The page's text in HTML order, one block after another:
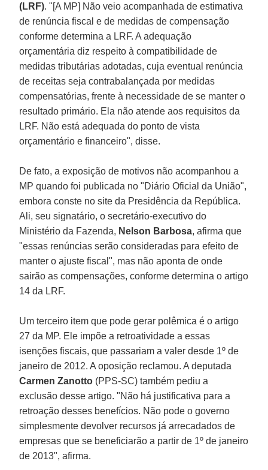
(LRF). "[A MP] Não veio acompanhada de estimativa
de renúncia fiscal e de medidas de compensação
conforme determina a LRF. A adequação
orçamentária diz respeito à compatibilidade de
medidas tributárias adotadas, cuja eventual renúncia
de receitas seja contrabalançada por medidas
compensatórias, frente à necessidade de se manter o
resultado primário. Ela não atende aos requisitos da
LRF. Não está adequada do ponto de vista
orçamentário e financeiro", disse.
De fato, a exposição de motivos não acompanhou a
MP quando foi publicada no "Diário Oficial da União",
embora conste no site da Presidência da República.
Ali, seu signatário, o secretário-executivo do
Ministério da Fazenda, Nelson Barbosa, afirma que
"essas renúncias serão consideradas para efeito de
manter o ajuste fiscal", mas não aponta de onde
sairão as compensações, conforme determina o artigo
14 da LRF.
Um terceiro item que pode gerar polêmica é o artigo
27 da MP. Ele impõe a retroatividade a essas
isenções fiscais, que passariam a valer desde 1º de
janeiro de 2012. A oposição reclamou. A deputada
Carmen Zanotto (PPS-SC) também pediu a
exclusão desse artigo. "Não há justificativa para a
retroação desses benefícios. Não pode o governo
simplesmente devolver recursos já arrecadados de
empresas que se beneficiarão a partir de 1º de janeiro
de 2013", afirma.